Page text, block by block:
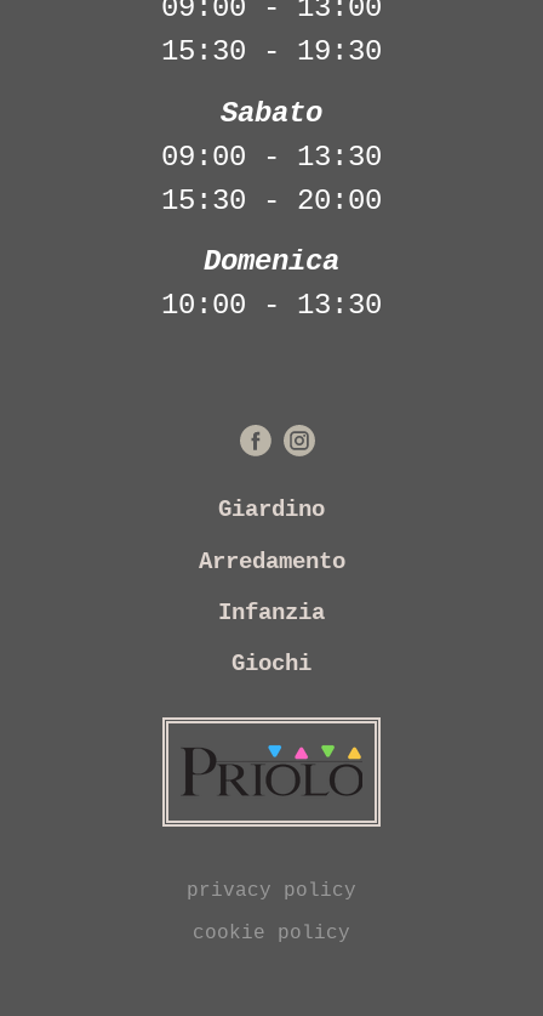
09:00 - 13:00
15:30 - 19:30
Sabato
09:00 - 13:30
15:30 - 20:00
Domenica
10:00 - 13:30
Giardino
Arredamento
Infanzia
Giochi
privacy policy
cookie policy